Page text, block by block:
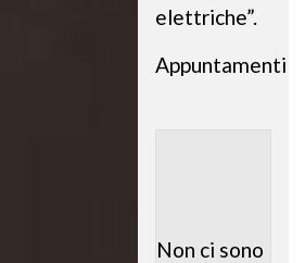
elettriche”.
Appuntamenti
Non ci sono